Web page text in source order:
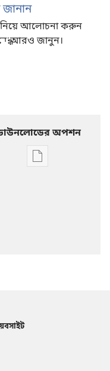
নিয়ে আলোচনা করুন
আরও জানুন।
অপশন
ডিজিটাল